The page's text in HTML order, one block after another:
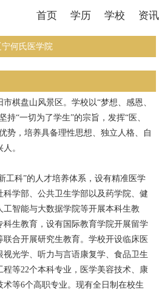
首页 学历 学校 资讯
宁何氏医学院
棋盘山风景区。学校以“梦想、感恩、
持“一切为了学生”的宗旨，发挥“医、
势，培养具备理性思想、独立人格、自
。
工科”的人才培养体系，设有精准医学
学部、公共卫生学部以及药学院、健
智能与大数据学院等开展本科生教
生教育，设有国际教育学院开展留学
合开展研究生教育。学校开设临床医
光学、听力与言语康复学、食品卫生
等22个本科专业，医学美容技术、康
等6个高职专业。现有全日制在校生